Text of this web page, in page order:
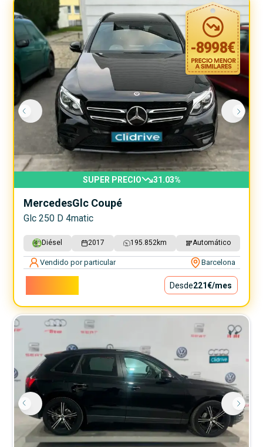
-8998€
SUPER PRECIO 31.03%
MercedesGlc Coupé
Glc 250 D 4matic
Diésel 2017 195.852km Automático
Vendido por particular Barcelona
Desde221€/mes